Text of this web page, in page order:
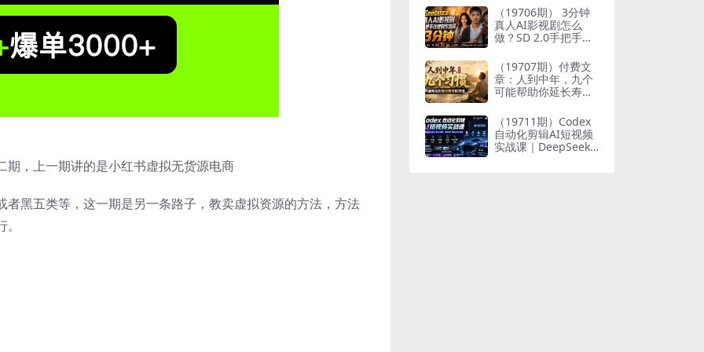
，上一期讲的是小红书虚拟无货源电商
黑五类等，这一期是另一条路子，教卖虚拟资源的方法，方法
个人与家族代际向上
跃升
（19706期） 3分钟
真人AI影视剧怎么
做？SD 2.0手把手完
eld 14天SD 2.0/2.5
无限生成
（19707期）付费文
章：人到中年，九个
可能帮助你延长寿命
（19711期）Codex
自动化剪辑AI短视频
实战课｜DeepSeek